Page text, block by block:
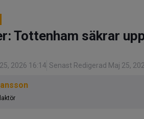
Tottenham säkrar
2026 16:14 Senast Redigerad Maj 25,